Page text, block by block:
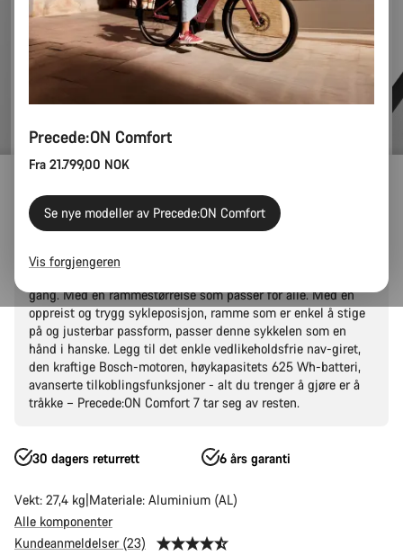
Precede:ON Comfort 7
Navnet er Comfort, og den er komfortabel: Toppen av
gang. Med en rammestørrelse som passer for alle. Med en
oppreist og trygg sykleposisjon, ramme som er enkel å stige
på og justerbar passform, passer denne sykkelen som en
hånd i hanske. Legg til det enkle vedlikeholdsfrie nav-giret,
den kraftige Bosch-motoren, høykapasitets 625 Wh-batteri,
avanserte tilkoblingsfunksjoner - alt du trenger å gjøre er å
tråkke – Precede:ON Comfort 7 tar seg av resten.
30 dagers returrett 6 års garanti
Vekt: 27,4 kg Materiale: Aluminium (AL)
Alle komponenter
Kundeanmeldelser (23)
Precede:ON Comfort
Fra 21.799,00 NOK
Se nye modeller av Precede:ON Comfort
Vis forgjengeren